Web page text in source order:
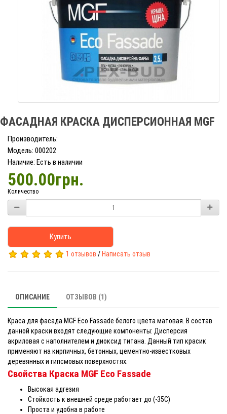
ФАСАДНАЯ КРАСКА ДИСПЕРСИОННАЯ МGF
Производитель:
Модель: 000202
Наличие: Есть в наличии
500.00грн.
Количество
Купить
1 отзывов / Написать отзыв
ОПИСАНИЕ ОТЗЫВОВ (1)
Краса для фасада MGF Eco Fassade белого цвета матовая. В состав
данной краски входят следующие компоненты: Дисперсия
акриловая с наполнителем и диоксид титана. Данный тип красик
применяют на кирпичных, бетонных, цементно-известковых
деревянных и гипсмовых поверхностях.
Свойства Краска MGF Eco Fassade
Высокая адгезия
Стойкость к внешней среде работает до (-35С)
Проста и удобна в работе